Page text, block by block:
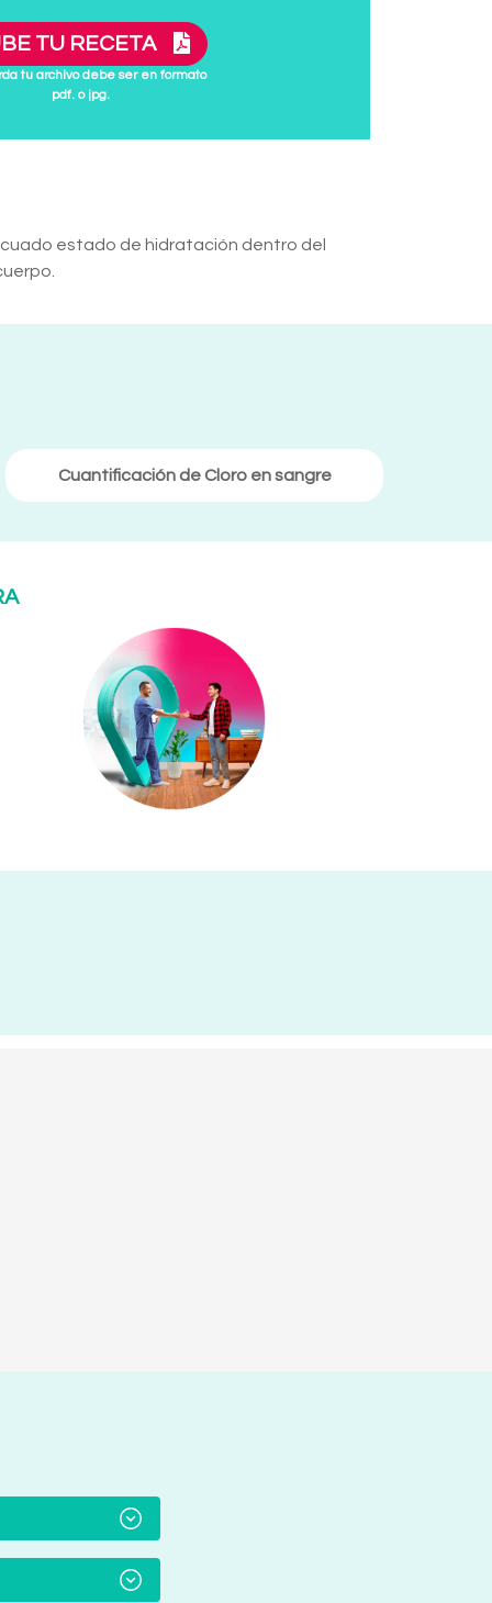
TU RECETA
tu archivo debe ser en formato
pdf. o jpg.
estado de hidratación dentro del
Cuantificación de Cloro en sangre